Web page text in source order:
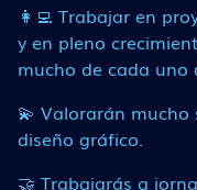
👩‍💻 Trabajar en
y en pleno
mucho de cada uno
💫 Valorarán
diseño gráfico.
🤝 Trabajarás a